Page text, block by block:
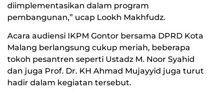
diimplementasikan dalam program
pembangunan,” ucap Lookh Makhfudz.
Acara audiensi IKPM Gontor bersama DPRD Kota
Malang berlangsung cukup meriah, beberapa
tokoh pesantren seperti Ustadz M. Noor Syahid
dan juga Prof. Dr. KH Ahmad Mujayyid juga turut
hadir dalam kegiatan tersebut.